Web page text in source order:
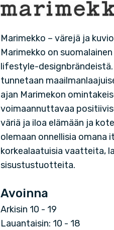
M
a
r
i
m
e
k
o
Marimekko – värejä ja
Marimekko on
lifestyle-
tunnetaan
ajan Marimekon
voimaannuttavaa
väriä ja iloa elämään ja
olemaan onnellisia omana
korkealaatuisia vaatteita,
sisustustuotteita.
Avoinna
Arkisin 10 - 19
Lauantaisin: 10 - 18